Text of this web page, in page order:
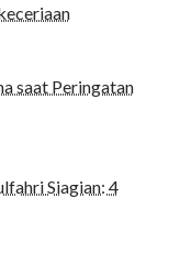
saat Peringatan
Siagian: 4